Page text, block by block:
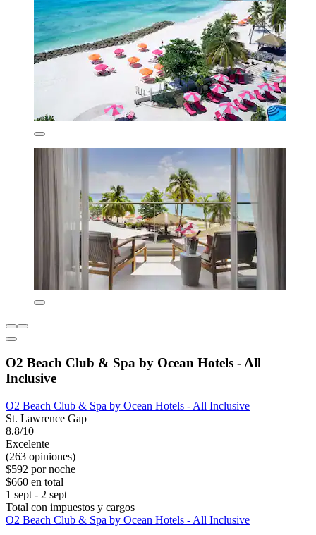
O2 Beach Club & Spa by Ocean Hotels - All
Inclusive
O2 Beach Club & Spa by Ocean Hotels - All Inclusive
St. Lawrence Gap
8.8/10
Excelente
(263 opiniones)
$592 por noche
$660 en total
1 sept - 2 sept
Total con impuestos y cargos
O2 Beach Club & Spa by Ocean Hotels - All Inclusive